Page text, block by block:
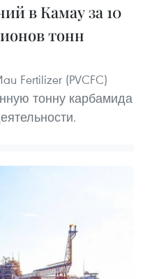
в Камау за 10
тонн
Fertilizer (PVCFC)
тонну карбамида